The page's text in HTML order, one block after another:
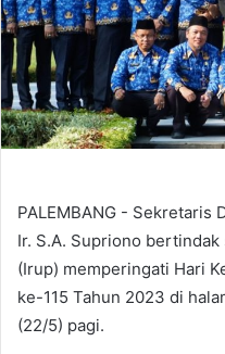
PALEMBANG - Sekretaris
Ir. S.A. Supriono
(Irup) memperingati Hari
ke-115 Tahun 2023 di
(22/5) pagi.